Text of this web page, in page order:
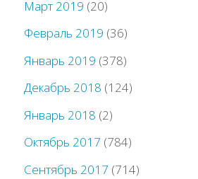
Март 2019 (20)
Февраль 2019 (36)
Январь 2019 (378)
Декабрь 2018 (124)
Январь 2018 (2)
Октябрь 2017 (784)
Сентябрь 2017 (714)